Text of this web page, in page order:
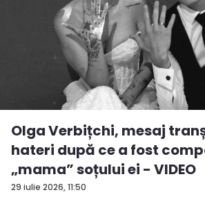
29 iulie 2026, 11:50
Olga Verbițchi, mesaj
hateri după ce a fost
„mama” soțului ei - VIDEO